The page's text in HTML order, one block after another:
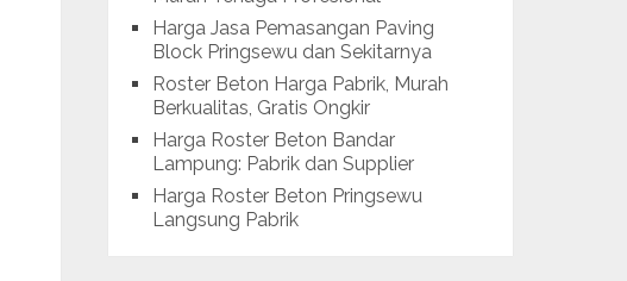
Harga Jasa Pemasangan Paving
Block Pringsewu dan Sekitarnya
Roster Beton Harga Pabrik, Murah
Berkualitas, Gratis Ongkir
Harga Roster Beton Bandar
Lampung: Pabrik dan Supplier
Harga Roster Beton Pringsewu
Langsung Pabrik